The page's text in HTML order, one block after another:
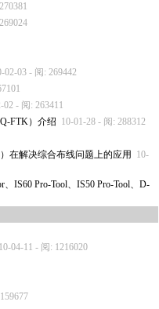
02-03 - 阅: 269442
02 - 阅: 263411
FTK）介绍 10-01-28 - 阅: 288312
在解决综合布线问题上的应用
10-
IS60 Pro-Tool、IS50 Pro-Tool、D-
10-04-11 - 阅: 1216020